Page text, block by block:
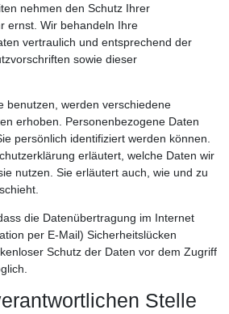
nehmen den Schutz Ihrer
ernst. Wir behandeln Ihre
vertraulich und entsprechend der
sowie dieser
benutzen, werden verschiedene
erhoben. Personenbezogene Daten
persönlich identifiziert werden können.
erläutert, welche Daten wir
nutzen. Sie erläutert auch, wie und zu
die Datenübertragung im Internet
per E-Mail) Sicherheitslücken
Schutz der Daten vor dem Zugriff
Stelle